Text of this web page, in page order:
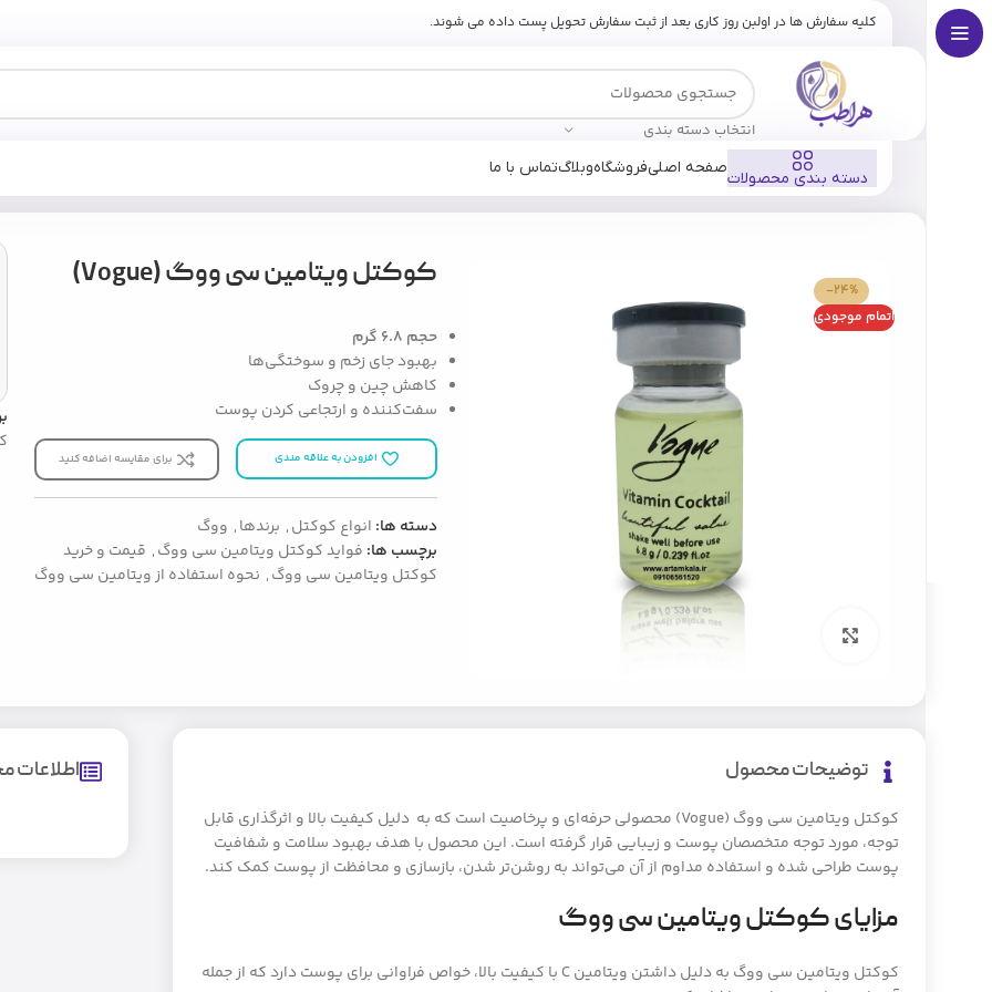
کلیه سفارش ها در اولبن روز کاری بعد از ثبت سفارش تحویل پست داده می شوند.
انتخاب دسته بندی
دسته بندی محصولات
صفحه اصلیفروشگاهوبلاگتماس با ما
فروشگاه برندها ووگ
-24%
اتمام موجودی
کوکتل ویتامین سی ووگ (Vogue)
حجم 6.8 گرم
بهبود جای زخم و سوختگی‌ها
کاهش چین و چروک
سفت‌کننده و ارتجاعی کردن پوست
افزودن به علاقه مندی برای مقایسه اضافه کنید
دسته ها: انواع کوکتل, برندها, ووگ
برچسب ها: فواید کوکتل ویتامین سی ووگ, قیمت و خرید
کوکتل ویتامین سی ووگ, نحوه استفاده از ویتامین سی ووگ
توضیحات محصول
کوکتل ویتامین سی ووگ (Vogue) محصولی حرفه‌ای و پرخاصیت است که به دلیل کیفیت بالا و اثرگذاری قابل
توجه، مورد توجه متخصصان پوست و زیبایی قرار گرفته است. این محصول با هدف بهبود سلامت و شفافیت
پوست طراحی شده و استفاده مداوم از آن می‌تواند به روشن‌تر شدن، بازسازی و محافظت از پوست کمک کند.
مزایای کوکتل ویتامین سی ووگ
کوکتل ویتامین سی ووگ به دلیل داشتن ویتامین C با کیفیت بالا، خواص فراوانی برای پوست دارد که از جمله
اطلاعات